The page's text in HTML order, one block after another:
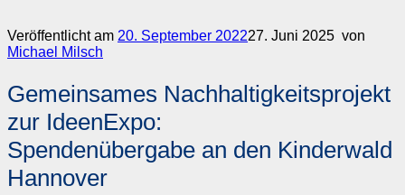
Veröffentlicht am 20. September 202227. Juni 2025 von
Michael Milsch
Gemeinsames Nachhaltigkeitsprojekt
zur IdeenExpo:
Spendenübergabe an den Kinderwald
Hannover